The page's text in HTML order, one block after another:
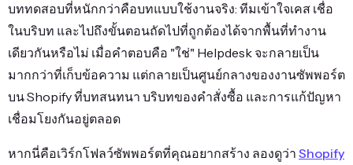
บททดสอบที่หนักกว่าคือบทแบบใช้งานจริง: ทีมเข้าใจเคส เชื่อ
ในบริบท และไปถึงขั้นตอนถัดไปที่ถูกต้องได้จากพื้นที่ทำงาน
เดียวกันหรือไม่ เมื่อคำตอบคือ "ใช่" Helpdesk จะกลายเป็น
มากกว่าที่เก็บข้อความ แต่กลายเป็นศูนย์กลางของงานซัพพอร์ต
บน Shopify ที่บทสนทนา บริบทของคำสั่งซื้อ และการแก้ปัญหา
เชื่อมโยงกันอยู่ตลอด
หากนี่คือเวิร์กโฟลว์ซัพพอร์ตที่คุณอยากสร้าง ลองดูว่า Shopify